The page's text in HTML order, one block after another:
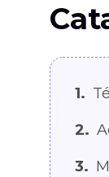
1.
2.
3.